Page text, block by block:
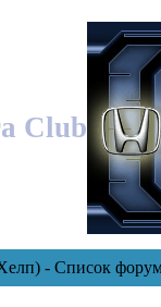
Club
- Список